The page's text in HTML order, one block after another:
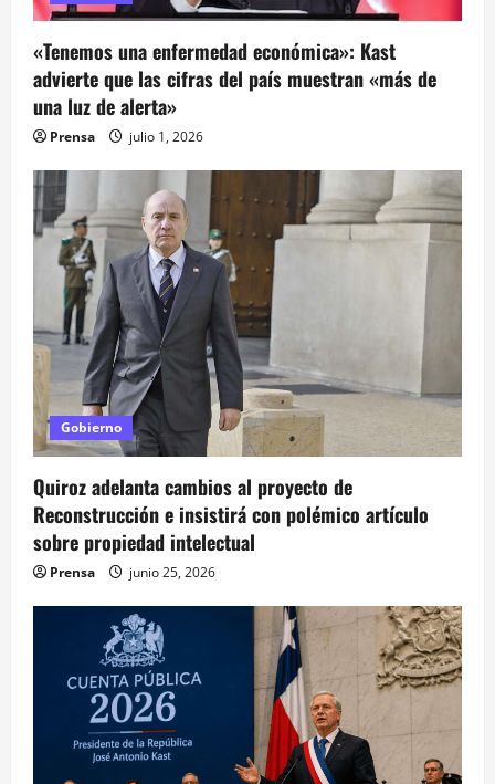
n
t
r
a
d
«Tenemos una enfermedad económica»: Kast
advierte que las cifras del país muestran «más de
una luz de alerta»
Prensa julio 1, 2026
Gobierno
Quiroz adelanta cambios al proyecto de
Reconstrucción e insistirá con polémico artículo
sobre propiedad intelectual
Prensa junio 25, 2026